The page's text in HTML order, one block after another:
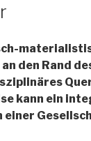
den Rand
kann ein
einer